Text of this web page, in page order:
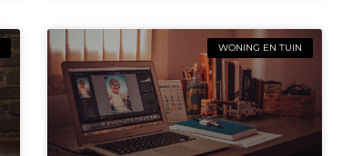
WONING EN TUIN